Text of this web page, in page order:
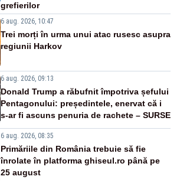
grefierilor
6 aug. 2026, 10:47
Trei morți în urma unui atac rusesc asupra
regiunii Harkov
6 aug. 2026, 09:13
Donald Trump a răbufnit împotriva șefului
Pentagonului: președintele, enervat că i
s-ar fi ascuns penuria de rachete – SURSE
6 aug. 2026, 08:35
Primăriile din România trebuie să fie
înrolate în platforma ghiseul.ro până pe
25 august